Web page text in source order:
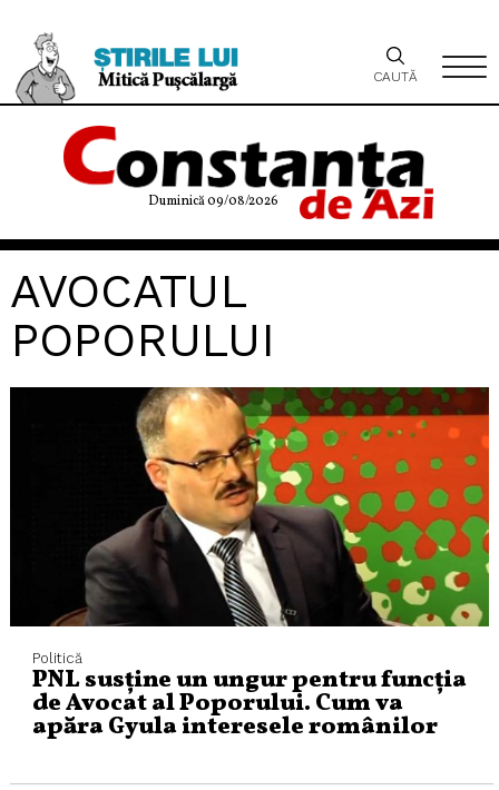
Duminică 09/08/2026
CAUTĂ
AVOCATUL
POPORULUI
Politică
PNL susține un ungur pentru funcția
de Avocat al Poporului. Cum va
apăra Gyula interesele românilor